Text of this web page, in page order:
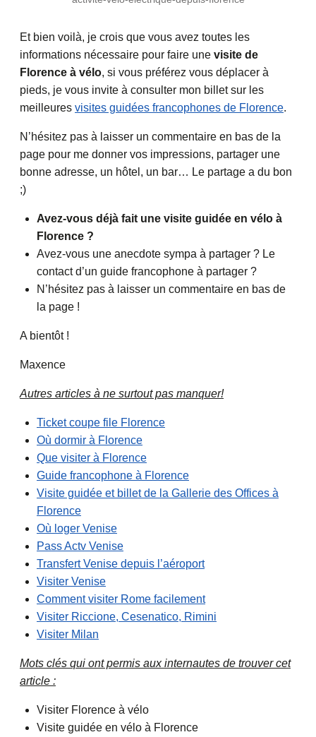
Et bien voilà, je crois que vous avez toutes les
informations nécessaire pour faire une visite de
Florence à vélo, si vous préférez vous déplacer à
pieds, je vous invite à consulter mon billet sur les
meilleures visites guidées francophones de Florence.
N’hésitez pas à laisser un commentaire en bas de la
page pour me donner vos impressions, partager une
bonne adresse, un hôtel, un bar… Le partage a du bon
;)
Avez-vous déjà fait une visite guidée en vélo à
Florence ?
Avez-vous une anecdote sympa à partager ? Le
contact d’un guide francophone à partager ?
N’hésitez pas à laisser un commentaire en bas de
la page !
A bientôt !
Maxence
Autres articles à ne surtout pas manquer!
Ticket coupe file Florence
Où dormir à Florence
Que visiter à Florence
Guide francophone à Florence
Visite guidée et billet de la Gallerie des Offices à
Florence
Où loger Venise
Pass Actv Venise
Transfert Venise depuis l’aéroport
Visiter Venise
Comment visiter Rome facilement
Visiter Riccione, Cesenatico, Rimini
Visiter Milan
Mots clés qui ont permis aux internautes de trouver cet
article :
Visiter Florence à vélo
Visite guidée en vélo à Florence